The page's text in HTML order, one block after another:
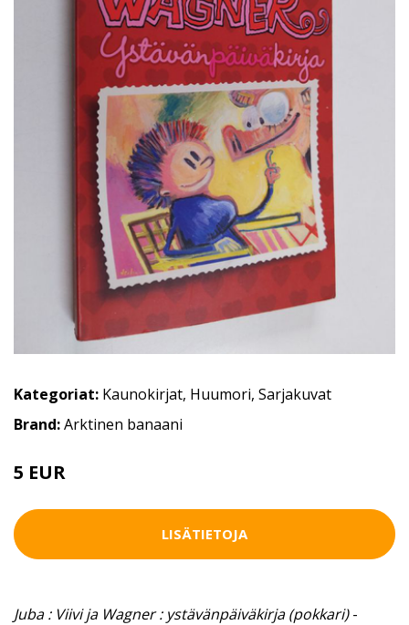
Kategoriat: Kaunokirjat, Huumori, Sarjakuvat
Brand:Arktinen banaani
5 EUR
LISÄTIETOJA
Juba : Viivi ja Wagner : ystävänpäiväkirja (pokkari)-